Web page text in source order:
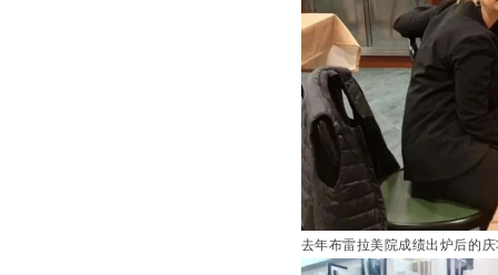
去年布雷拉美院成绩出炉后的